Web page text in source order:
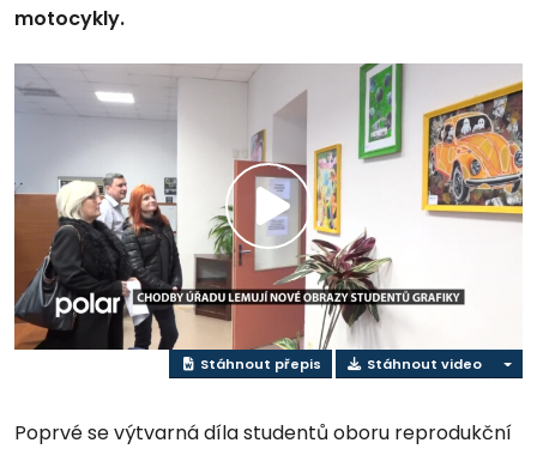
motocykly.
Přehrát
video
Stáhnout přepis Stáhnout video
Poprvé se výtvarná díla studentů oboru reprodukční